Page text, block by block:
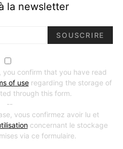
la newsletter
SOUSCRIRE
confirm that you have read
of useregarding the storage of
through this form.
--
vous confirmez avoir lu et
concernant le stockage
via ce formulaire.